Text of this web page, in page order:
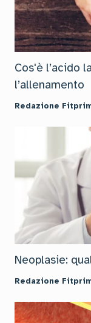
Cos'è l’acido
l’allenamento
Redazione
Neoplasie:
Redazione